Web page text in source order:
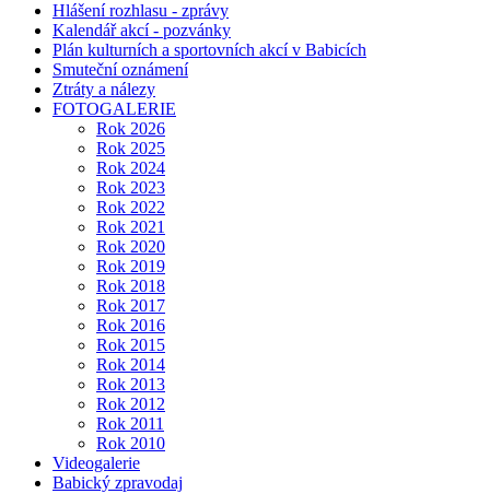
Hlášení rozhlasu - zprávy
Kalendář akcí - pozvánky
Plán kulturních a sportovních akcí v Babicích
Smuteční oznámení
Ztráty a nálezy
FOTOGALERIE
Rok 2026
Rok 2025
Rok 2024
Rok 2023
Rok 2022
Rok 2021
Rok 2020
Rok 2019
Rok 2018
Rok 2017
Rok 2016
Rok 2015
Rok 2014
Rok 2013
Rok 2012
Rok 2011
Rok 2010
Videogalerie
Babický zpravodaj